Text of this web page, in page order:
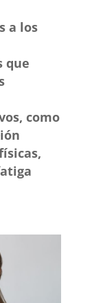
a los
que
como